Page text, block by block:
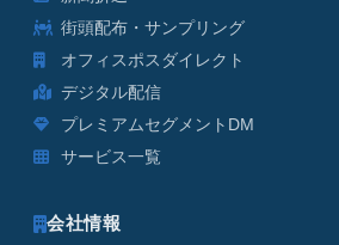
街頭配布・サンプリング
オフィスポスダイレクト
デジタル配信
プレミアムセグメントDM
サービス一覧
会社情報